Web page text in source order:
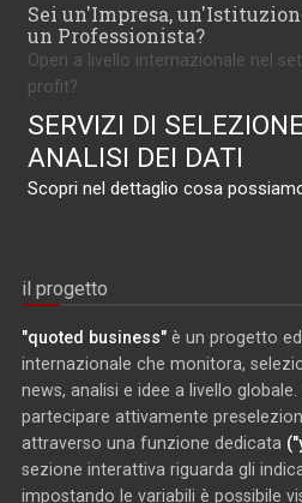
Sei un'Impresa,
un Professionista?
Operi a livello internazionale nel
profit?
SERVIZI DI
ANALISI DEI DATI
Scopri nel dettaglio cosa
il progetto
"quoted business" è un progetto
internazionale che monitora,
news, analisi e idee a livello
partecipare attivamente
attraverso una funzione dedicata
sezione interattiva riguarda gli
impostando le variabili è possibile